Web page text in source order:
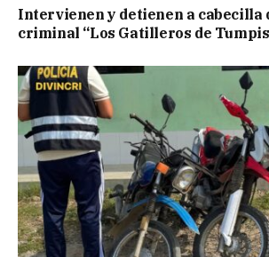
Intervienen y detienen a cabecilla
criminal “Los Gatilleros de